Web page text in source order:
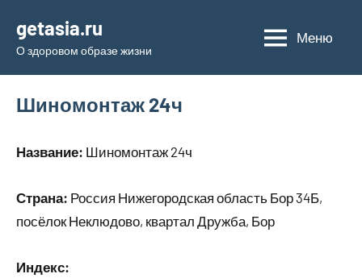
содержимому
getasia.ru
О здоровом образе жизни
Меню
Шиномонтаж 24ч
Название: Шиномонтаж 24ч
Страна: Россия Нижегородская область Бор 34Б,
посёлок Неклюдово, квартал Дружба, Бор
Индекс: